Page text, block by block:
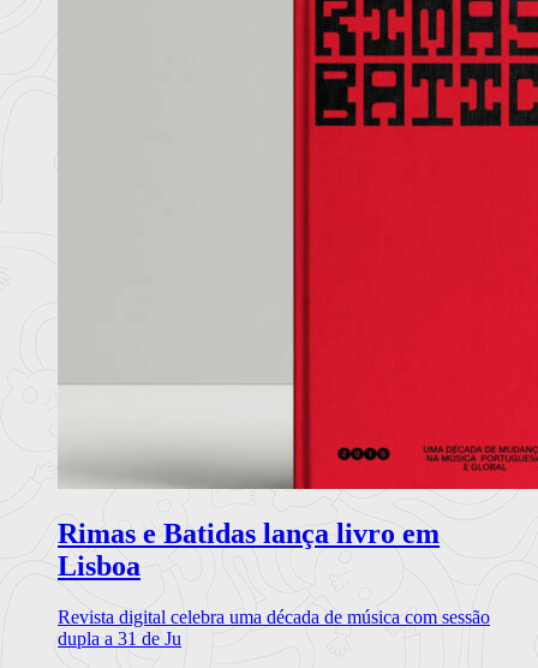
Rimas e Batidas lança livro em
Lisboa
Revista digital celebra uma década de música com sessão
dupla a 31 de Ju